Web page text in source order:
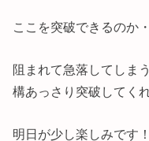
ここを突破できるのか・
阻まれて急落してしま
構あっさり突破してく
明日が少し楽しみです